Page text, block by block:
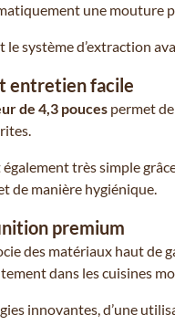
une mouture
le système d’extraction
entretien facile
de 4,3 pouces permet
également très simple
de manière hygiénique.
premium
des matériaux haut
dans les cuisines
innovantes, d’une